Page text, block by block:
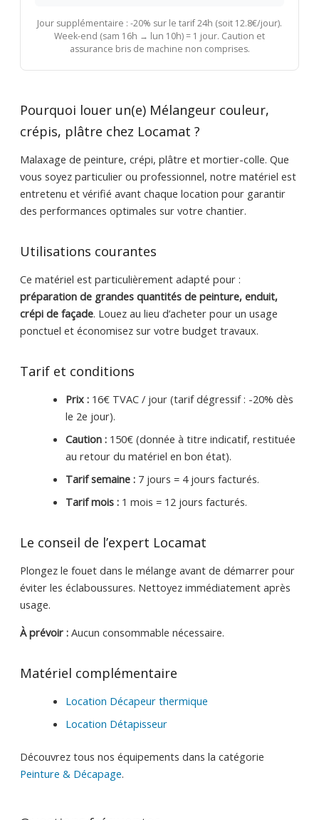
Jour supplémentaire : -20% sur le tarif 24h (soit 12.8€/jour).
Week-end (sam 16h → lun 10h) = 1 jour. Caution et
assurance bris de machine non comprises.
Pourquoi louer un(e) Mélangeur couleur,
crépis, plâtre chez Locamat ?
Malaxage de peinture, crépi, plâtre et mortier-colle. Que
vous soyez particulier ou professionnel, notre matériel est
entretenu et vérifié avant chaque location pour garantir
des performances optimales sur votre chantier.
Utilisations courantes
Ce matériel est particulièrement adapté pour :
préparation de grandes quantités de peinture, enduit,
crépi de façade. Louez au lieu d’acheter pour un usage
ponctuel et économisez sur votre budget travaux.
Tarif et conditions
Prix :16€ TVAC / jour (tarif dégressif : -20% dès
le 2e jour).
Caution :150€ (donnée à titre indicatif, restituée
au retour du matériel en bon état).
Tarif semaine :7 jours = 4 jours facturés.
Tarif mois :1 mois = 12 jours facturés.
Le conseil de l’expert Locamat
Plongez le fouet dans le mélange avant de démarrer pour
éviter les éclaboussures. Nettoyez immédiatement après
usage.
À prévoir :Aucun consommable nécessaire.
Matériel complémentaire
Location Décapeur thermique
Location Détapisseur
Découvrez tous nos équipements dans la catégorie
Peinture & Décapage.